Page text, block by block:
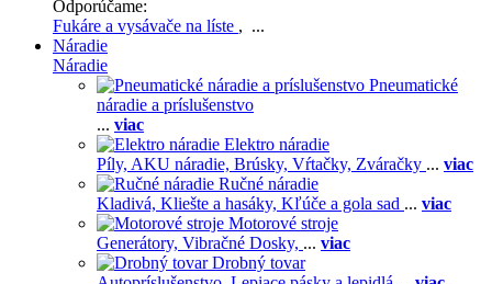
Odporúčame:
Fukáre a vysávače na líste , ...
Náradie
Náradie
Pneumatické
náradie a príslušenstvo
... viac
Elektro náradie
Píly, AKU náradie, Brúsky, Vŕtačky, Zváračky ... viac
Ručné náradie
Kladivá, Kliešte a hasáky, Kľúče a gola sad ... viac
Motorové stroje
Generátory, Vibračné Dosky, ... viac
Drobný tovar